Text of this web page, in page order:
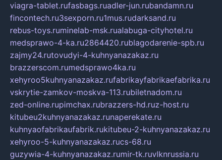
viagra-tablet.rufasbags.ruadler-jun.rubandamn.ru
fincontech.ru3sexporn.ru1mus.rudarksand.ru
rebus-toys.ruminelab-msk.rualabuga-cityhotel.ru
medsprawo-4-ka.ru2864420.rublagodarenie-spb.ru
zajmy24.rutovudyi-4-kuhnyanazakaz.ru
brazzerscom.rumedsprawo4ka.ru
xehyroo5kuhnyanazakaz.rufabrikayfabrikaefabrika.ru
vskrytie-zamkov-moskva-113.rubiletnadom.ru
zed-online.rupimchax.rubrazzers-hd.ruz-host.ru
kitubeu2kuhnyanazakaz.runaperekate.ru
kuhnyaofabrikaufabrik.rukitubeu-2-kuhnyanazakaz.ru
xehyroo-5-kuhnyanazakaz.rucs-68.ru
guzywia-4-kuhnyanazakaz.rumir-tk.ruvlknrussia.ru